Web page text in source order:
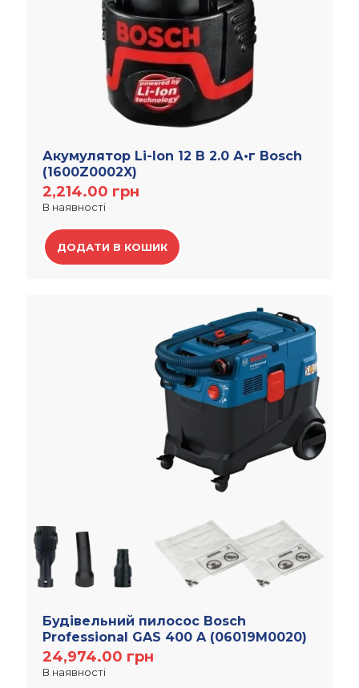
Акумулятор Li-Ion 12 В 2.0 А•г Bosch
(1600Z0002X)
2,214.00 грн
В наявності
ДОДАТИ В КОШИК
Будівельний пилосос Bosch
Professional GAS 400 A (06019M0020)
24,974.00 грн
В наявності